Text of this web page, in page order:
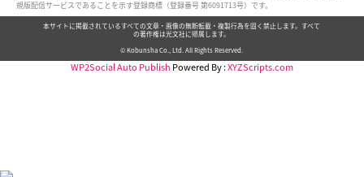
規版配信サービスであることを示す登録商標（登録番号 第6091713号）です。
本サイトに掲載されているすべての文章・画像の無断転載・複製行為を固く禁止します。すべて
の著作権は光文社に帰属します。
© Kobunsha Co., Ltd. All Rights Reserved.
WP2Social Auto Publish Powered By :XYZScripts.com